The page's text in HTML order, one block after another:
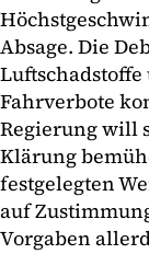
Absage. Die
Fahrverbote
Regierung will
Klärung
festgelegten
auf
Vorgaben